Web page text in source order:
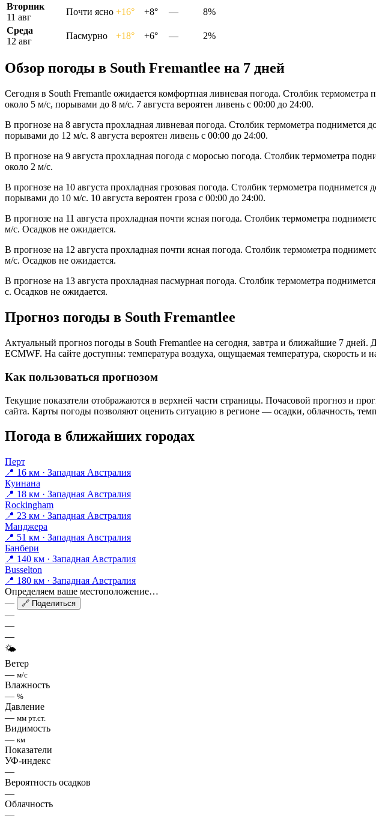
Вторник
11 авг
Почти ясно +16° +8° —
8%
Среда
12 авг
Пасмурно +18° +6° — 2%
Обзор погоды в South Fremantleе на 7 дней
Сегодня в South Fremantle ожидается комфортная ливневая погода. Столбик
около 5 м/с, порывами до 8 м/с. 7 августа вероятен ливень с 00:00 до 24:00.
В прогнозе на 8 августа прохладная ливневая погода. Столбик термометра
порывами до 12 м/с. 8 августа вероятен ливень с 00:00 до 24:00.
В прогнозе на 9 августа прохладная погода с моросью погода. Столбик термометра
около 2 м/с.
В прогнозе на 10 августа прохладная грозовая погода. Столбик термометра
порывами до 10 м/с. 10 августа вероятен гроза с 00:00 до 24:00.
В прогнозе на 11 августа прохладная почти ясная погода. Столбик термометра
м/с. Осадков не ожидается.
В прогнозе на 12 августа прохладная почти ясная погода. Столбик термометра
м/с. Осадков не ожидается.
В прогнозе на 13 августа прохладная пасмурная погода. Столбик термометра
с. Осадков не ожидается.
Прогноз погоды в South Fremantleе
Актуальный прогноз погоды в South Fremantleе на сегодня, завтра и ближайшие 7
ECMWF. На сайте доступны: температура воздуха, ощущаемая температура, скорость
Как пользоваться прогнозом
Текущие показатели отображаются в верхней части страницы. Почасовой прогноз и
сайта. Карты погоды позволяют оценить ситуацию в регионе — осадки, облачность,
Погода в ближайших городах
Перт
📍 16 км · Западная Австралия
Куинана
📍 18 км · Западная Австралия
Rockingham
📍 23 км · Западная Австралия
Манджера
📍 51 км · Западная Австралия
Банбери
📍 140 км · Западная Австралия
Busselton
📍 180 км · Западная Австралия
Определяем ваше местоположение…
—
🔗 Поделиться
—
—
—
🌤
Ветер
— м/с
Влажность
— %
Давление
— мм рт.ст.
Видимость
— км
Показатели
УФ-индекс
—
Вероятность осадков
—
Облачность
—